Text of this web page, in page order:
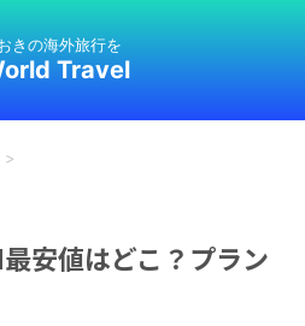
きの海外旅行を
Travel
>
安値はどこ？プラン